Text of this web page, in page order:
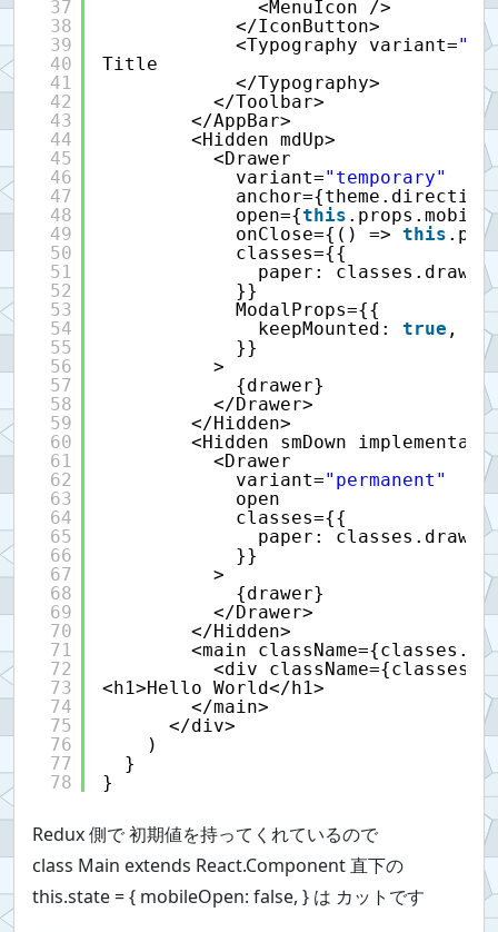
37
38
39
40
41
42
43
44
45
46
47
48
49
50
51
52
53
54
55
56
57
58
59
60
61
62
63
64
65
66
67
68
69
70
71
72
73
74
75
76
77
78
<MenuIcon />
</IconButton>
<Typography variant=
Title
</Typography>
</Toolbar>
</AppBar>
<Hidden mdUp>
<Drawer
variant="temporary"
open={this
onClose={() => this
classes={{
paper:
}}
ModalProps={{
keepMounted: true ,
//
}}
>
{drawer}
</Drawer>
</Hidden>
<Hidden smDown
<Drawer
variant="permanent"
open
classes={{
paper:
}}
>
{drawer}
</Drawer>
</Hidden>
<main
<div
<h1>Hello World</h1>
</main>
</div>
)
}
}
Redux 側で 初期値を持ってくれているので
class Main extends React.Component 直下の
this.state = { mobileOpen: false, } は カットです